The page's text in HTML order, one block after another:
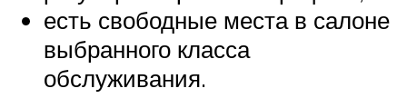
есть свободные места в салоне
выбранного класса
обслуживания.